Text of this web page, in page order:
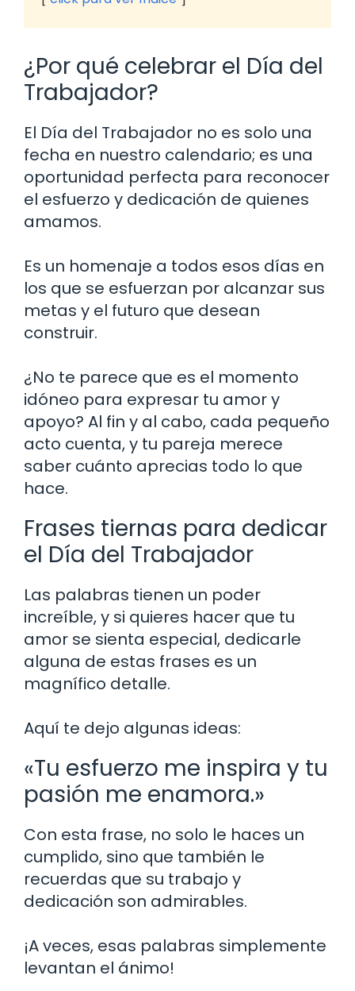
¿Por qué celebrar el Día del
Trabajador?
El Día del Trabajador no es solo una
fecha en nuestro calendario; es una
oportunidad perfecta para reconocer
el esfuerzo y dedicación de quienes
amamos.
Es un homenaje a todos esos días en
los que se esfuerzan por alcanzar sus
metas y el futuro que desean
construir.
¿No te parece que es el momento
idóneo para expresar tu amor y
apoyo? Al fin y al cabo, cada pequeño
acto cuenta, y tu pareja merece
saber cuánto aprecias todo lo que
hace.
Frases tiernas para dedicar
el Día del Trabajador
Las palabras tienen un poder
increíble, y si quieres hacer que tu
amor se sienta especial, dedicarle
alguna de estas frases es un
magnífico detalle.
Aquí te dejo algunas ideas:
«Tu esfuerzo me inspira y tu
pasión me enamora.»
Con esta frase, no solo le haces un
cumplido, sino que también le
recuerdas que su trabajo y
dedicación son admirables.
¡A veces, esas palabras simplemente
levantan el ánimo!